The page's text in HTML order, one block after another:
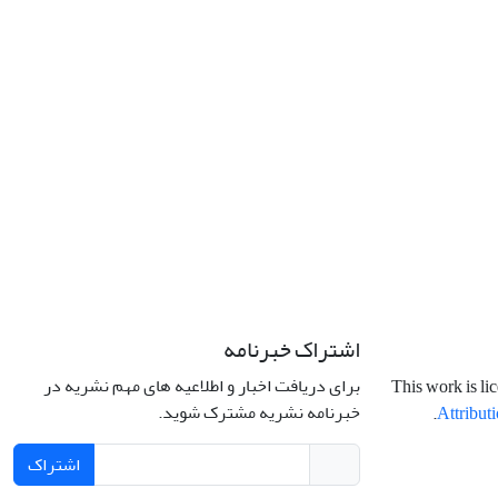
This work is
.
اشتراک خبرنامه
برای دریافت اخبار و اطلاعیه های مهم نشریه در
خبرنامه نشریه مشترک شوید.
اشتراک